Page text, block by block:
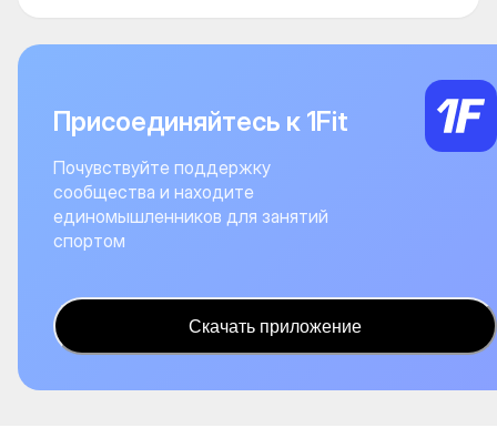
Присоединяйтесь к 1Fit
Почувствуйте поддержку
сообщества и находите
единомышленников для занятий
спортом
Скачать приложение